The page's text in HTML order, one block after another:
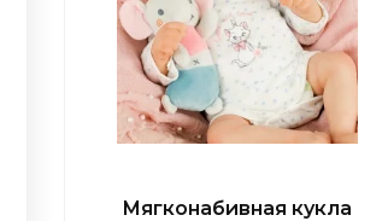
Мягконабивная кукла